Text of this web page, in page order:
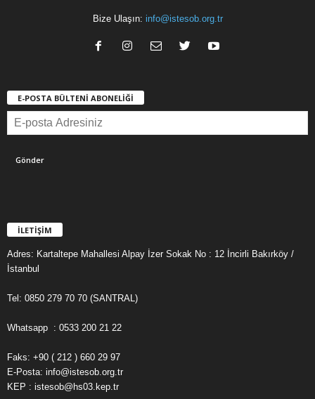
Bize Ulaşın: info@istesob.org.tr
E-POSTA BÜLTENİ ABONELİĞİ
İLETİŞİM
Adres: Kartaltepe Mahallesi Alpay İzer Sokak No : 12 İncirli Bakırköy /
İstanbul
Tel: 0850 279 70 70 (SANTRAL)
Whatsapp : 0533 200 21 22
Faks: +90 ( 212 ) 660 29 97
E-Posta: info@istesob.org.tr
KEP : istesob@hs03.kep.tr